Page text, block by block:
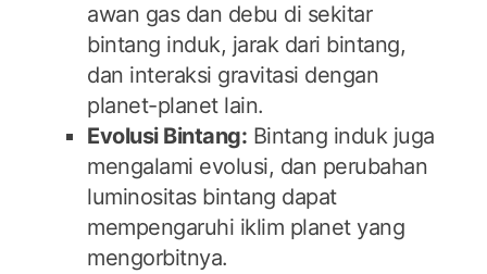
awan gas dan debu di sekitar
bintang induk, jarak dari bintang,
dan interaksi gravitasi dengan
planet-planet lain.
Evolusi Bintang: Bintang induk juga
mengalami evolusi, dan perubahan
luminositas bintang dapat
mempengaruhi iklim planet yang
mengorbitnya.